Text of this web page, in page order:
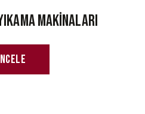
Makinaları